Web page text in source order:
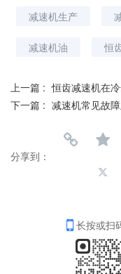
减速机生产
减速机油 恒
上一篇 : 恒齿减速机在
下一篇 : 减速机常见故
分享到：
长按或扫